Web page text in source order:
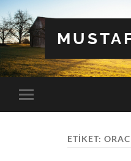
Toggle
mobile
ETIKET: